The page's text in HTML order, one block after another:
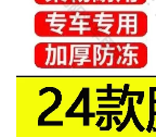
MAZDA
SUBARU
CHEVROLET
NISSAN